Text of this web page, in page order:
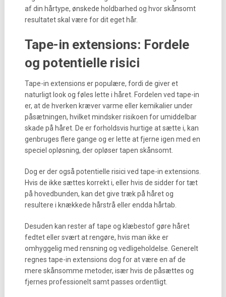
af din hårtype, ønskede holdbarhed og hvor skånsomt
resultatet skal være for dit eget hår.
Tape-in extensions: Fordele
og potentielle risici
Tape-in extensions er populære, fordi de giver et
naturligt look og føles lette i håret. Fordelen ved tape-in
er, at de hverken kræver varme eller kemikalier under
påsætningen, hvilket mindsker risikoen for umiddelbar
skade på håret. De er forholdsvis hurtige at sætte i, kan
genbruges flere gange og er lette at fjerne igen med en
speciel opløsning, der opløser tapen skånsomt.
Dog er der også potentielle risici ved tape-in extensions.
Hvis de ikke sættes korrekt i, eller hvis de sidder for tæt
på hovedbunden, kan det give træk på håret og
resultere i knækkede hårstrå eller endda hårtab.
Desuden kan rester af tape og klæbestof gøre håret
fedtet eller svært at rengøre, hvis man ikke er
omhyggelig med rensning og vedligeholdelse. Generelt
regnes tape-in extensions dog for at være en af de
mere skånsomme metoder, især hvis de påsættes og
fjernes professionelt samt passes ordentligt.